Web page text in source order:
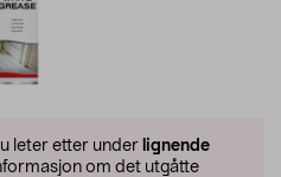
leter etter under lignende
om det utgåtte